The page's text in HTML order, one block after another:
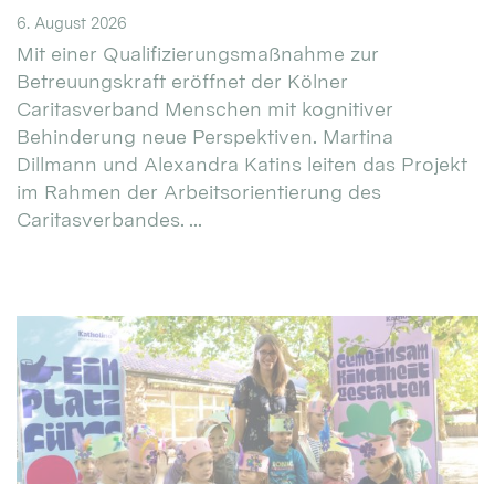
6. August 2026
Mit einer Qualifizierungsmaßnahme zur
Betreuungskraft eröffnet der Kölner
Caritasverband Menschen mit kognitiver
Behinderung neue Perspektiven. Martina
Dillmann und Alexandra Katins leiten das Projekt
im Rahmen der Arbeitsorientierung des
Caritasverbandes. ...